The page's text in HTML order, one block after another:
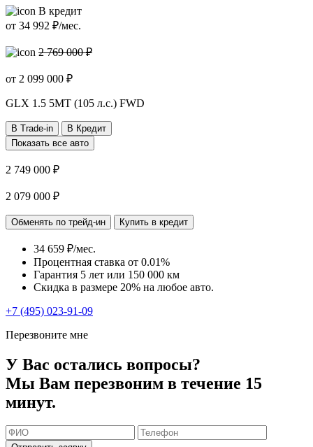
В кредит
от 34 992 ₽/мес.
2 769 000 ₽
от 2 099 000 ₽
GLX 1.5 5MT (105 л.с.) FWD
В Trade-in
В Кредит
Показать все авто
2 749 000 ₽
2 079 000 ₽
Обменять по трейд-ин Купить в кредит
34 659 ₽/мес.
Процентная ставка от 0.01%
Гарантия 5 лет или 150 000 км
Скидка в размере 20% на любое авто.
+7 (495) 023-91-09
Перезвоните мне
У Вас остались вопросы?
Мы Вам перезвоним в течение 15
минут.